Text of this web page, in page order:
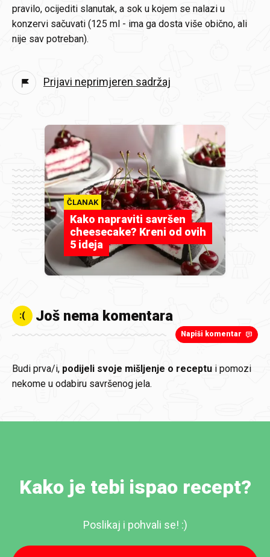
pravilo, ocijediti slanutak, a sok u kojem se nalazi u
konzervi sačuvati (125 ml - ima ga dosta više obično, ali
nije sav potreban).
Prijavi neprimjeren sadržaj
ČLANAK
Kako napraviti savršen
cheesecake? Kreni od ovih
5 ideja
:( Još nema komentara
Napiši komentar
Budi prva/i, podijeli svoje mišljenje o receptu i pomozi
nekome u odabiru savršenog jela.
Kako je tebi ispao recept?
Poslikaj i pohvali se! :)